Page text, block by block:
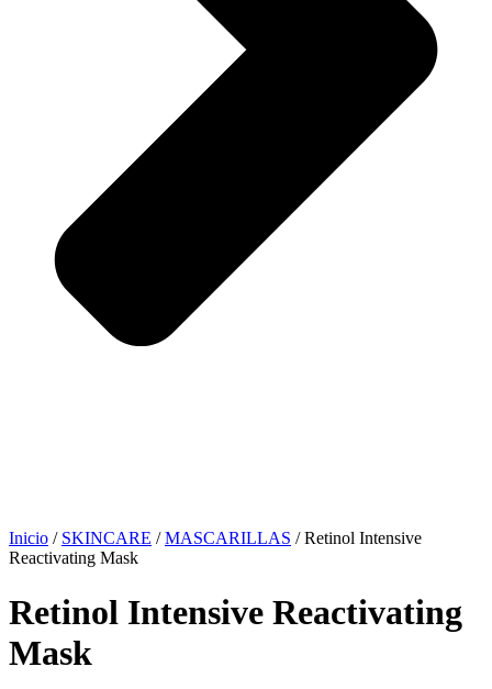
Inicio / SKINCARE /MASCARILLAS / Retinol Intensive
Reactivating Mask
Retinol Intensive Reactivating
Mask